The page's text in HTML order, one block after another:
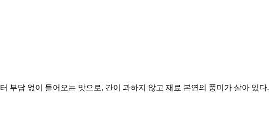
부담 없이 들어오는 맛으로, 간이 과하지 않고 재료 본연의 풍미가 살아 있다.